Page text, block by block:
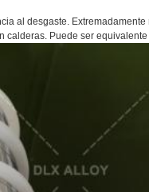
al desgaste.
Puede ser equivalente